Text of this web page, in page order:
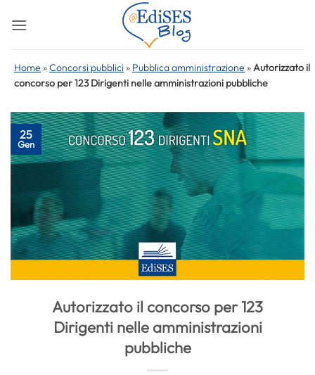
Home »Concorsi pubblici » Pubblica amministrazione »Autorizzato il
concorso per 123 Dirigenti nelle amministrazioni pubbliche
25
Gen
Autorizzato il concorso per 123
Dirigenti nelle amministrazioni
pubbliche